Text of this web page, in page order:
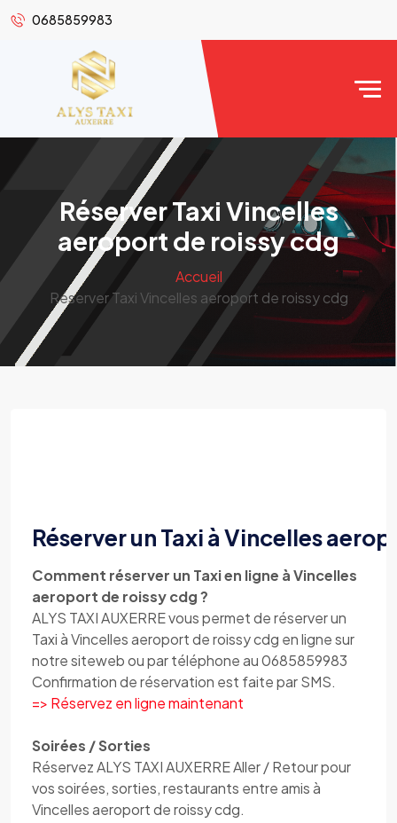
0685859983
Réserver Taxi Vincelles
aeroport de roissy cdg
Accueil
Réserver Taxi Vincelles aeroport de roissy cdg
Réserver un Taxi à Vincelles
Comment réserver un Taxi en ligne à Vincelles
aeroport de roissy cdg ?
ALYS TAXI AUXERRE vous permet de réserver un
Taxi à Vincelles aeroport de roissy cdg en ligne sur
notre siteweb ou par téléphone au 0685859983
Confirmation de réservation est faite par SMS.
=> Réservez en ligne maintenant
Soirées / Sorties
Réservez ALYS TAXI AUXERRE Aller / Retour pour
vos soirées, sorties, restaurants entre amis à
Vincelles aeroport de roissy cdg.